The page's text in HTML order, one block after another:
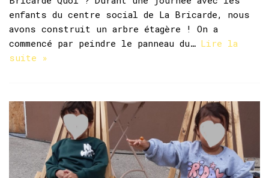
enfants du centre social de La Bricarde, nous
avons construit un arbre étagère ! On a
commencé par peindre le panneau du… Lire la
suite »